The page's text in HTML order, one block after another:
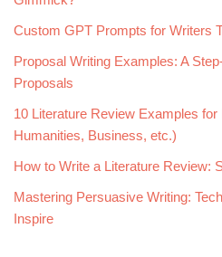
Custom GPT Prompts for Writers
Proposal Writing Examples: A
Proposals
10 Literature Review Examples
Humanities, Business, etc.)
How to Write a Literature Review:
Mastering Persuasive Writing:
Inspire